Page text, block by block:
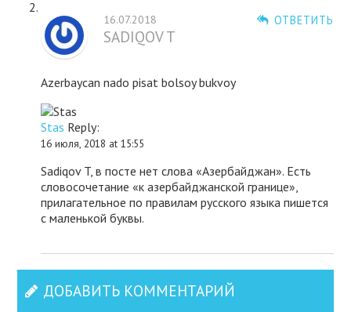
ОТВЕТИТЬ
16.07.2018
SADIQOV T
Azerbaycan nado pisat bolsoy bukvoy
Stas Reply:
16 июля, 2018 at 15:55
Sadiqov T, в посте нет слова «Азербайджан». Есть
словосочетание «к азербайджанской границе»,
прилагательное по правилам русского языка пишется
с маленькой буквы.
ДОБАВИТЬ КОММЕНТАРИЙ